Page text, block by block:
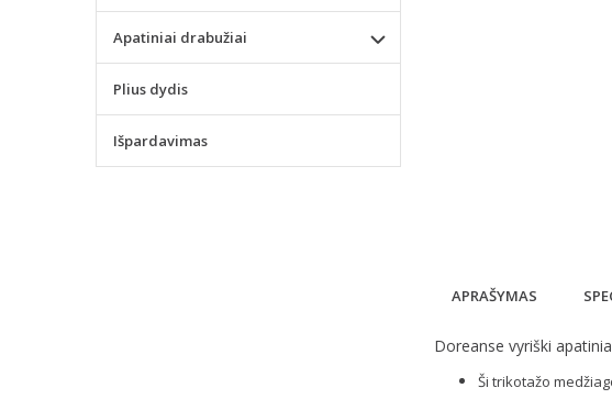
APRAŠYMAS
Doreanse vyriški
Ši trikotažo
Apatiniai drabužiai
Plius dydis
Išpardavimas